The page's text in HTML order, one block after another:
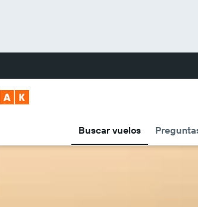
Buscar vuelos